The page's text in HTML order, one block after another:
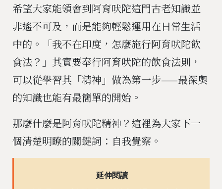
希望大家能領會到阿育吠陀這門古老知識並
非遙不可及，而是能夠輕鬆運用在日常生活
中的。「我不在印度，怎麼施行阿育吠陀飲
食法？」其實要奉行阿育吠陀的飲食法則，
可以從學習其「精神」做為第一步——最深奧
的知識也能有最簡單的開始。
那麼什麼是阿育吠陀精神？這裡為大家下一
個清楚明瞭的關鍵詞：自我覺察。
延伸閱讀